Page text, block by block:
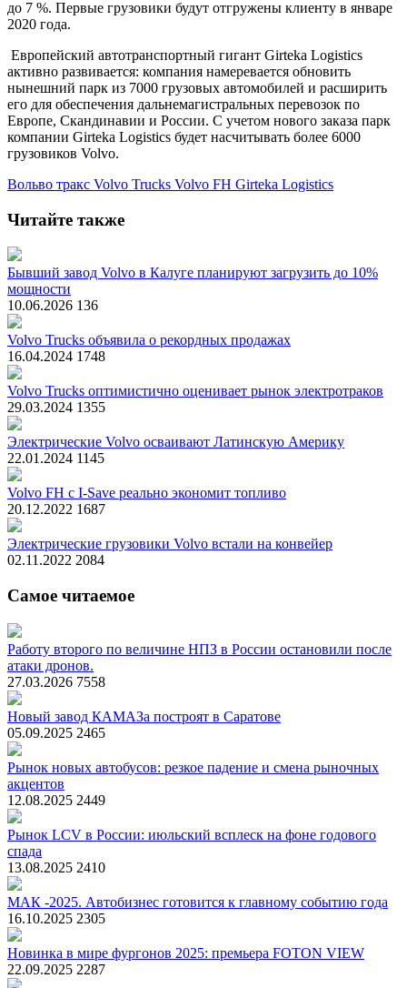
до 7 %. Первые грузовики будут отгружены клиенту в январе
2020 года.
Европейский автотранспортный гигант Girteka Logistics
активно развивается: компания намеревается обновить
нынешний парк из 7000 грузовых автомобилей и расширить
его для обеспечения дальнемагистральных перевозок по
Европе, Скандинавии и России. С учетом нового заказа парк
компании Girteka Logistics будет насчитывать более 6000
грузовиков Volvo.
Вольво тракс Volvo Trucks Volvo FH Girteka Logistics
Читайте также
Бывший завод Volvo в Калуге планируют загрузить до 10%
мощности
10.06.2026 136
Volvo Trucks объявила о рекордных продажах
16.04.2024 1748
Volvo Trucks оптимистично оценивает рынок электротраков
29.03.2024 1355
Электрические Volvo осваивают Латинскую Америку
22.01.2024 1145
Volvo FH с I-Save реально экономит топливо
20.12.2022 1687
Электрические грузовики Volvo встали на конвейер
02.11.2022 2084
Самое читаемое
Работу второго по величине НПЗ в России остановили после
атаки дронов.
27.03.2026 7558
Новый завод КАМАЗа построят в Саратове
05.09.2025 2465
Рынок новых автобусов: резкое падение и смена рыночных
акцентов
12.08.2025 2449
Рынок LCV в России: июльский всплеск на фоне годового
спада
13.08.2025 2410
МАК -2025. Автобизнес готовится к главному событию года
16.10.2025 2305
Новинка в мире фургонов 2025: премьера FOTON VIEW
22.09.2025 2287